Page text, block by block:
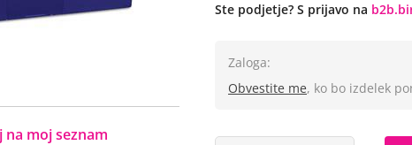
na moj seznam
Ste podjetje? S prijavo na
Zaloga:
Obvestite me, ko bo izdelek